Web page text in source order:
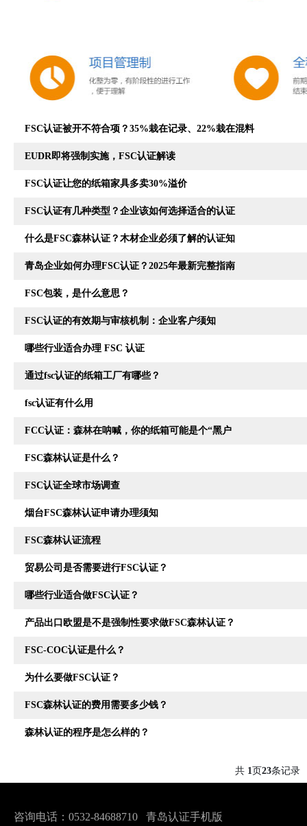
FSC认证被开不符合项？35%栽在记录、22%栽在混料
EUDR即将强制实施，FSC认证解读
FSC认证让您的纸箱家具多卖30%溢价
FSC认证有几种类型？企业该如何选择适合的认证
什么是FSC森林认证？木材企业必须了解的认证知
青岛企业如何办理FSC认证？2025年最新完整指南
FSC包装，是什么意思？
FSC认证的有效期与审核机制：企业客户须知
哪些行业适合办理 FSC 认证
通过fsc认证的纸箱工厂有哪些？
fsc认证有什么用
FCC认证：森林在呐喊，你的纸箱可能是个“黑户
FSC森林认证是什么？
FSC认证全球市场调查
烟台FSC森林认证申请办理须知
FSC森林认证流程
贸易公司是否需要进行FSC认证？
哪些行业适合做FSC认证？
产品出口欧盟是不是强制性要求做FSC森林认证？
FSC-COC认证是什么？
为什么要做FSC认证？
FSC森林认证的费用需要多少钱？
森林认证的程序是怎么样的？
共 1页23条记录
咨询电话：0532-84688710 青岛认证手机版